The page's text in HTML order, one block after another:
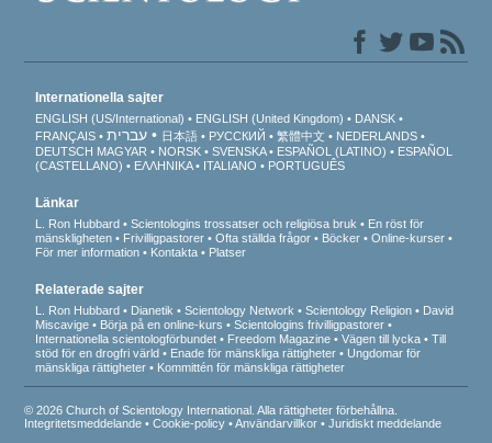
Internationella sajter
ENGLISH (US/International) ENGLISH (United Kingdom)
DANSK
FRANÇAIS
עברית 日本語 РУССКИЙ 繁體中文
NEDERLANDS
DEUTSCH MAGYAR NORSK SVENSKA ESPAÑOL (LATINO)
ESPAÑOL
(CASTELLANO)
ΕΛΛΗΝΙΚA ITALIANO PORTUGUÊS
Länkar
L. Ron Hubbard Scientologins trossatser och religiösa bruk
En röst för
mänskligheten
Frivilligpastorer Ofta ställda frågor Böcker
Online-kurser
För mer information
Kontakta Platser
Relaterade sajter
L. Ron Hubbard Dianetik Scientology Network Scientology Religion
David
Miscavige
Börja på en online-kurs
Scientologins frivilligpastorer
Internationella scientologförbundet
Freedom Magazine Vägen till lycka
Till
stöd för en drogfri värld
Enade för mänskliga rättigheter
Ungdomar för
mänskliga rättigheter
Kommittén för mänskliga rättigheter
© 2026 Church of Scientology International. Alla rättigheter förbehållna.
Integritetsmeddelande •Cookie-policy •Användarvillkor •Juridiskt meddelande